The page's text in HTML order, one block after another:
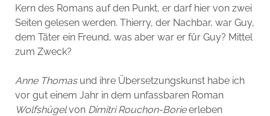
Kern des Romans auf den Punkt, er darf hier von zwei
Seiten gelesen werden. Thierry, der Nachbar, war Guy,
dem Täter ein Freund, was aber war er für Guy? Mittel
zum Zweck?
Anne Thomasund ihre Übersetzungskunst habe ich
vor gut einem Jahr in dem unfassbaren Roman
Wolfshügelvon Dimitri Rouchon-Borieerleben